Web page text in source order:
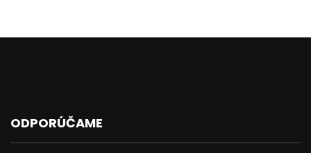
ODPORÚČAME